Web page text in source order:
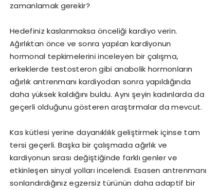
zamanlamak gerekir?
Hedefiniz kaslanmaksa önceliği kardiyo verin.
Ağırlıktan önce ve sonra yapılan kardiyonun
hormonal tepkimelerini inceleyen bir çalışma,
erkeklerde testosteron gibi anabolik hormonların
ağırlık antrenmanı kardiyodan sonra yapıldığında
daha yüksek kaldığını buldu. Aynı şeyin kadınlarda da
geçerli olduğunu gösteren araştırmalar da mevcut.
Kas kütlesi yerine dayanıklılık geliştirmek içinse tam
tersi geçerli. Başka bir çalışmada ağırlık ve
kardiyonun sırası değiştiğinde farklı genler ve
etkinleşen sinyal yolları incelendi. Esasen antrenmanı
sonlandırdığınız egzersiz türünün daha adaptif bir